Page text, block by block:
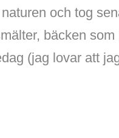
och tog
bäcken
(jag lovar att